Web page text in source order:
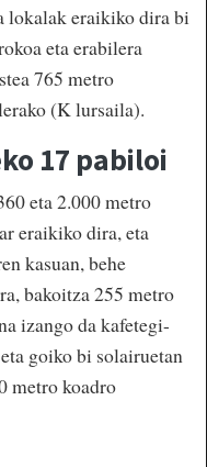
lokalak eraikiko dira bi
eta erabilera
765 metro
(K lursaila).
17 pabiloi
eta 2.000 metro
eraikiko dira, eta
kasuan, behe
bakoitza 255 metro
izango da kafetegi-
goiko bi solairuetan
metro koadro